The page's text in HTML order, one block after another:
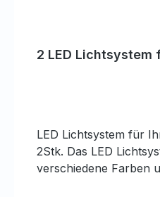
2 LED Lichtsystem
LED Lichtsystem für
2Stk. Das LED
verschiedene Farben